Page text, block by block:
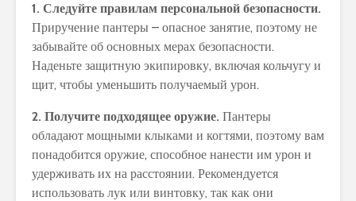
1. Следуйте правилам персональной безопасности.
Приручение пантеры – опасное занятие, поэтому не
забывайте об основных мерах безопасности.
Наденьте защитную экипировку, включая кольчугу и
щит, чтобы уменьшить получаемый урон.
2. Получите подходящее оружие. Пантеры
обладают мощными клыками и когтями, поэтому вам
понадобится оружие, способное нанести им урон и
удерживать их на расстоянии. Рекомендуется
использовать лук или винтовку, так как они